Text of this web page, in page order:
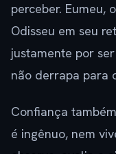
perceber. Eumeu,
Odisseu em seu
justamente por
não derrapa para
Confiança
é ingênuo, nem